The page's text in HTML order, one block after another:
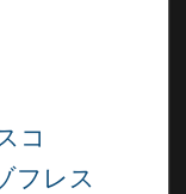
コ
フレス